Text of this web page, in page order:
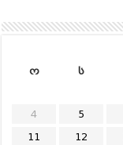
ო
ს
4
5
11
12